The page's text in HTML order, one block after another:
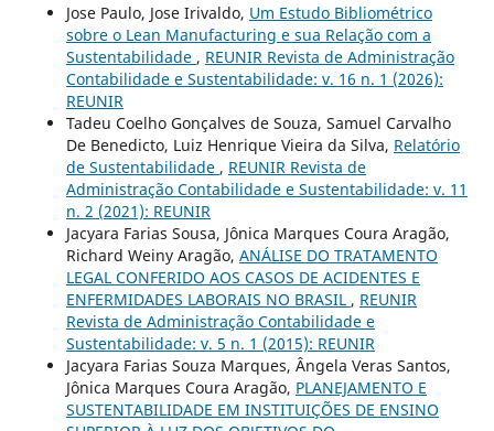
Jose Paulo, Jose Irivaldo, Um Estudo Bibliométrico
sobre o Lean Manufacturing e sua Relação com a
Sustentabilidade , REUNIR Revista de Administração
Contabilidade e Sustentabilidade: v. 16 n. 1 (2026):
REUNIR
Tadeu Coelho Gonçalves de Souza, Samuel Carvalho
De Benedicto, Luiz Henrique Vieira da Silva, Relatório
de Sustentabilidade , REUNIR Revista de
Administração Contabilidade e Sustentabilidade: v. 11
n. 2 (2021): REUNIR
Jacyara Farias Sousa, Jônica Marques Coura Aragão,
Richard Weiny Aragão, ANÁLISE DO TRATAMENTO
LEGAL CONFERIDO AOS CASOS DE ACIDENTES E
ENFERMIDADES LABORAIS NO BRASIL , REUNIR
Revista de Administração Contabilidade e
Sustentabilidade: v. 5 n. 1 (2015): REUNIR
Jacyara Farias Souza Marques, Ângela Veras Santos,
Jônica Marques Coura Aragão, PLANEJAMENTO E
SUSTENTABILIDADE EM INSTITUIÇÕES DE ENSINO